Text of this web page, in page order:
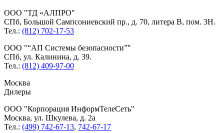
ООО
ТД «АЛПРО
СПб, Большой Сампсониевский пр., д. 70, литера В, пом. 3Н.
Тел.: (812) 702-17-53
ООО
“АП Системы безопасности”
СПб, ул. Калинина, д. 39.
Тел.: (812) 409-97-00
Москва
Дилеры
ООО
Корпорация ИнформТелеСеть
Москва, ул. Шкулева, д. 2а
Тел.: (499) 742-67-13, 742-67-17